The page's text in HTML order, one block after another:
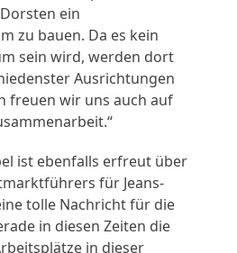
ein
zu bauen. Da es kein
sein wird, werden dort
Ausrichtungen
freuen wir uns auch auf
ist ebenfalls erfreut über
für Jeans-
tolle Nachricht für die
in diesen Zeiten die
in dieser